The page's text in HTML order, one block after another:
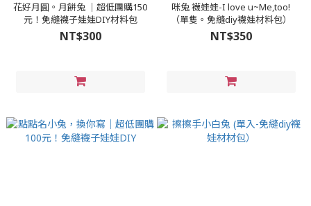
花好月圓。月餅兔 │超低團購150
元！免縫襪子娃娃DIY材料包
NT$300
咪兔 襪娃娃-I love u~Me,too!
（單隻。免縫diy襪娃材料包）
NT$350